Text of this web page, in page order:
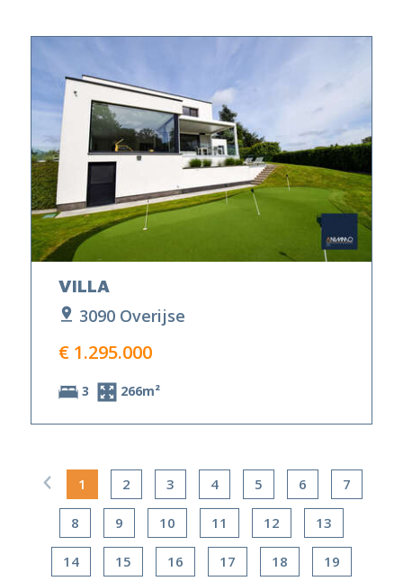
VILLA
3090 Overijse
€ 1.295.000
3 266m²
1 2 3 4 5 6 7
8 9 10 11 12 13
14 15 16 17 18 19